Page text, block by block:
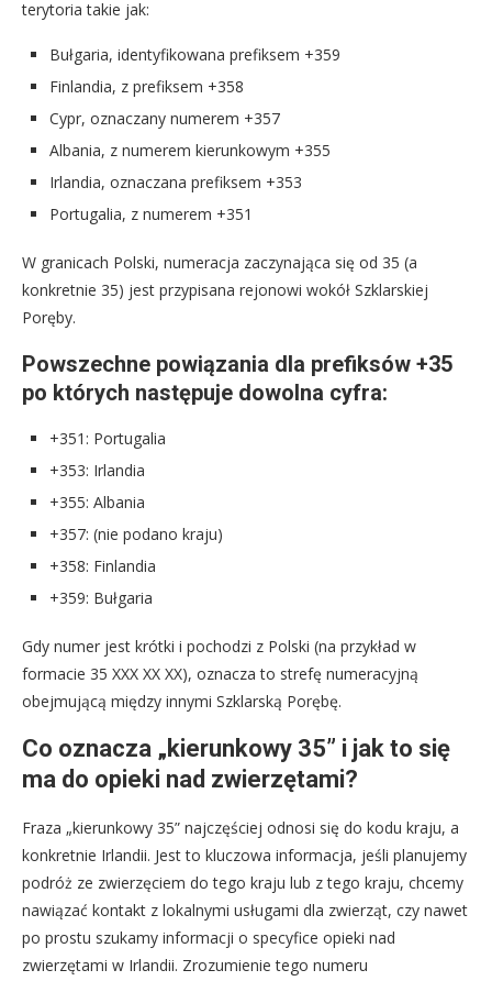
terytoria takie jak:
Bułgaria, identyfikowana prefiksem +359
Finlandia, z prefiksem +358
Cypr, oznaczany numerem +357
Albania, z numerem kierunkowym +355
Irlandia, oznaczana prefiksem +353
Portugalia, z numerem +351
W granicach Polski, numeracja zaczynająca się od 35 (a
konkretnie 35) jest przypisana rejonowi wokół Szklarskiej
Poręby.
Powszechne powiązania dla prefiksów +35
po których następuje dowolna cyfra:
+351: Portugalia
+353: Irlandia
+355: Albania
+357: (nie podano kraju)
+358: Finlandia
+359: Bułgaria
Gdy numer jest krótki i pochodzi z Polski (na przykład w
formacie 35 XXX XX XX), oznacza to strefę numeracyjną
obejmującą między innymi Szklarską Porębę.
Co oznacza „kierunkowy 35” i jak to się
ma do opieki nad zwierzętami?
Fraza „kierunkowy 35” najczęściej odnosi się do kodu kraju, a
konkretnie Irlandii. Jest to kluczowa informacja, jeśli planujemy
podróż ze zwierzęciem do tego kraju lub z tego kraju, chcemy
nawiązać kontakt z lokalnymi usługami dla zwierząt, czy nawet
po prostu szukamy informacji o specyfice opieki nad
zwierzętami w Irlandii. Zrozumienie tego numeru